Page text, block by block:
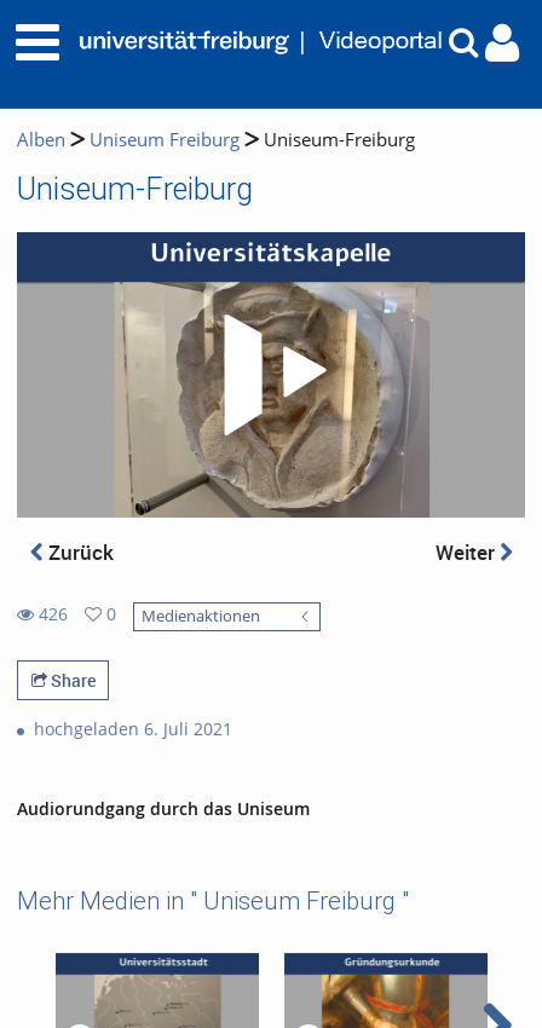
Alben Uniseum Freiburg Uniseum-Freiburg
Uniseum-Freiburg
Zurück Weiter
426
views
0
favorites
Medienaktionen
Share
hochgeladen 6. Juli 2021
Audiorundgang durch das Uniseum
Mehr Medien in " Uniseum Freiburg "